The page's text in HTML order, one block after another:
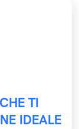
TI
IDEALE